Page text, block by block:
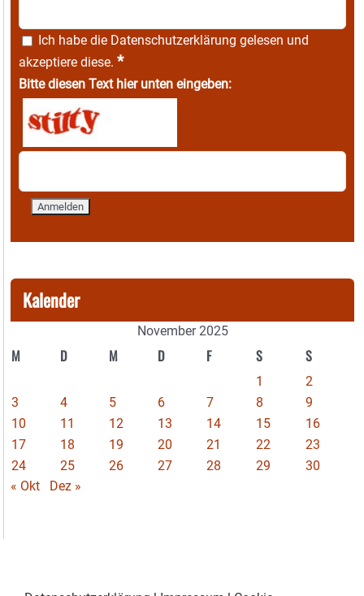
Ich habe die Datenschutzerklärung gelesen und
akzeptiere diese. *
Bitte diesen Text hier unten eingeben:
Kalender
November 2025
M D M D F S S
1
2
3
4 5 6 7 8
9
10
11 12 13 14 15
16
17
18 19 20 21 22
23
24
25 26 27 28 29
30
« Okt
Dez »